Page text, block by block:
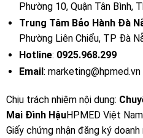
Phường 10, Quận Tân Bình,
Trung Tâm Bảo Hành Đà
Phường Liên Chiểu, TP Đà
Hotline: 0925.968.299
Email : marketing@hpmed.vn
Chịu trách nhiệm nội dung:
Mai Đình HậuHPMED Việt
Giấy chứng nhận đăng ký